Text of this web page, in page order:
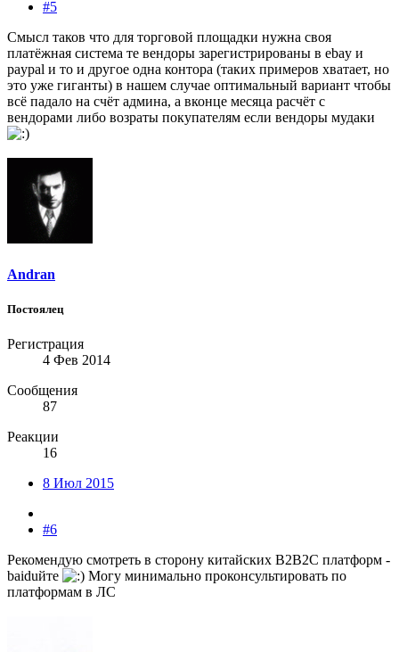
#5
Смысл таков что для торговой площадки нужна своя
платёжная система те вендоры зарегистрированы в ebay и
paypal и то и другое одна контора (таких примеров хватает, но
это уже гиганты) в нашем случае оптимальный вариант чтобы
всё падало на счёт админа, а вконце месяца расчёт с
вендорами либо возраты покупателям если вендоры мудаки
Andran
Постоялец
Регистрация
4 Фев 2014
Сообщения
87
Реакции
16
8 Июл 2015
#6
Рекомендую смотреть в сторону китайских B2B2C платформ -
baiduйте
Могу минимально проконсультировать по
платформам в ЛС